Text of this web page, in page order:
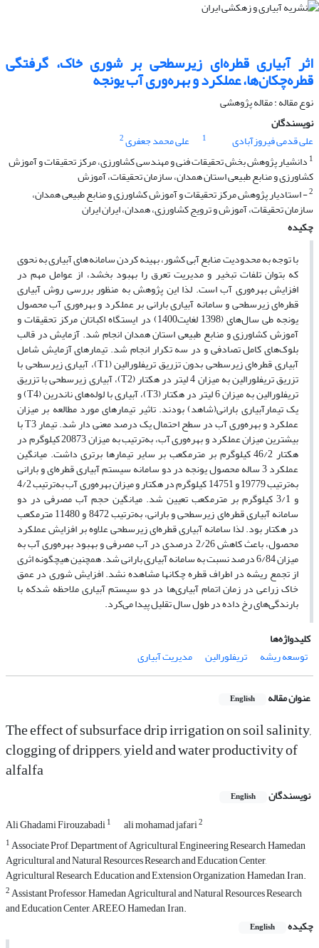
اثر آبیاری قطره‌ای زیرسطحی بر شوری خاک، گرفتگی
قطره‌چکان‌ها، عملکرد و بهره‌وری آب یونجه
نوع مقاله : مقاله پژوهشی
نویسندگان
علی قدمی فیروزآبادی
1 علی محمد جعفری2
1 دانشیار پژوهش بخش تحقیقات فنی و مهندسی کشاورزی، مرکز تحقیقات و آموزش
کشاورزی و منابع طبیعی استان همدان، سازمان تحقیقات، آموزش
2- استادیار پژوهش مرکز تحقیقات و آموزش کشاورزی و منابع طبیعی همدان،
سازمان تحقیقات، آموزش و ترویج کشاورزی، همدان، ایران ایران
چکیده
با توجه به محدودیت منابع آبی کشور، بهینه کردن سامانه‌های آبیاری به نحوی
که بتوان تلفات تبخیر و مدیریت تعرق را بهبود بخشد، از عوامل مهم در
افزایش بهره‌وری آب است. لذا این پژوهش به ‌منظور بررسی روش آبیاری
قطره‌ای زیرسطحی و سامانه آبیاری بارانی بر عملکرد و بهره‌وری آب محصول
یونجه طی سال‌های (1398 لغایت1400) در ایستگاه اکباتان مرکز تحقیقات و
آموزش کشاورزی و منابع طبیعی استان همدان انجام شد. آزمایش در قالب
بلوک‌های کامل تصادفی و در سه تکرار انجام شد. تیمارهای آزمایش شامل
آبیاری قطره‌ای زیرسطحی بدون تزریق تریفلورالین (T1)، آبیاری زیرسطحی با
تزریق تریفلورالین به میزان 4 لیتر در هکتار (T2)، آبیاری زیرسطحی با تزریق
تریفلورالین به میزان 6 لیتر در هکتار (T3)، آبیاری با لوله‌های ناندرین (T4) و
یک تیمارآبیاری بارانی(شاهد) بودند. تاثیر تیمارهای مورد مطالعه بر میزان
عملکرد و بهره‌وری آب در سطح احتمال یک درصد معنی دار شد. تیمار T3 با
بیشترین میزان عملکرد و بهره‌وری آب، به‌ترتیب به میزان 20873 کیلوگرم در
هکتار 46/2 کیلوگرم بر مترمکعب بر سایر تیمارها برتری داشت. میانگین
عملکرد 3 ساله محصول یونجه در دو سامانه سیستم آبیاری قطره‌ای و بارانی
به‌ترتیب 19779 و 14751 کیلوگرم در هکتار و میزان بهره‌وری آب به‌ترتیب 4/2
و 3/1 کیلوگرم بر مترمکعب تعیین شد. میانگین حجم آب مصرفی در دو
سامانه آبیاری قطره‌ای زیرسطحی و بارانی، به‌ترتیب 8472 و 11480 مترمکعب
در هکتار بود. لذا سامانه آبیاری قطره‌ای زیرسطحی علاوه بر افزایش عملکرد
محصول، باعث کاهش 2/26 درصدی در آب مصرفی و بهبود بهره‌وری آب به
میزان 6/84 درصد نسبت به سامانه آبیاری بارانی شد. همچنین هیچگونه اثری
از تجمع ریشه در اطراف قطره چکانها مشاهده نشد. افزایش شوری در عمق
خاک زراعی در زمان اتمام آبیاری‌ها در دو سیستم آبیاری ملاحظه شدکه با
بارندگی‌های رخ داده در طول سال تقلیل پیدا می‌کرد.
کلیدواژه‌ها
توسعه ریشه
تریفلورالین مدیریت آبیاری
عنوان مقاله English
The effect of subsurface drip irrigation on soil salinity,
clogging of drippers, yield and water productivity of
alfalfa
نویسندگان English
Ali Ghadami Firouzabadi1 ali mohamad jafari2
1Associate Prof, Department of Agricultural Engineering Research, Hamedan
Agricultural and Natural Resources Research and Education Center,
Agricultural Research, Education and Extension Organization, Hamedan, Iran.
2Assistant Professor, Hamedan Agricultural and Natural Resources Research
and Education Center, AREEO, Hamedan, Iran.
چکیده
English